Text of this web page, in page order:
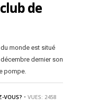
de
monde est situé
dernier son
pompe.
VOUS? • VUES: 2458